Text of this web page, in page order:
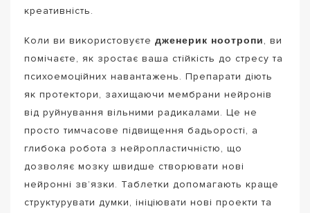
креативність.
Коли ви використовуєте дженерик ноотропи, ви
помічаєте, як зростає ваша стійкість до стресу та
психоемоційних навантажень. Препарати діють
як протектори, захищаючи мембрани нейронів
від руйнування вільними радикалами. Це не
просто тимчасове підвищення бадьорості, а
глибока робота з нейропластичністю, що
дозволяє мозку швидше створювати нові
нейронні зв’язки. Таблетки допомагають краще
структурувати думки, ініціювати нові проекти та